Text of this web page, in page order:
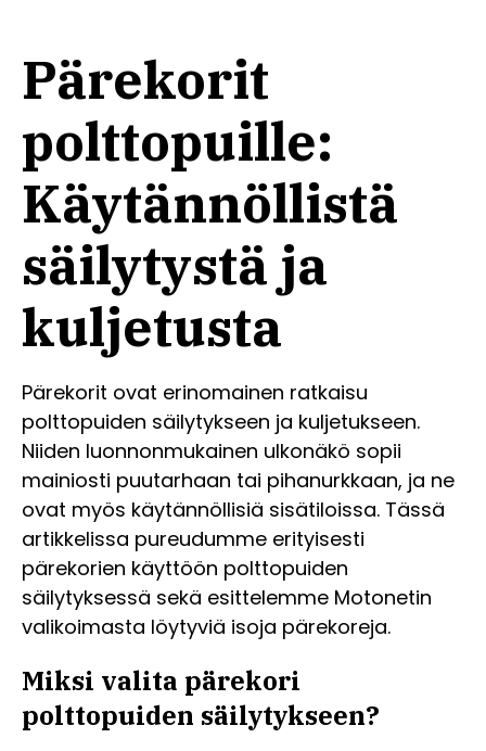
Pärekorit
polttopuille:
Käytännöllistä
säilytystä ja
kuljetusta
Pärekorit ovat erinomainen ratkaisu
polttopuiden säilytykseen ja kuljetukseen.
Niiden luonnonmukainen ulkonäkö sopii
mainiosti puutarhaan tai pihanurkkaan, ja ne
ovat myös käytännöllisiä sisätiloissa. Tässä
artikkelissa pureudumme erityisesti
pärekorien käyttöön polttopuiden
säilytyksessä sekä esittelemme Motonetin
valikoimasta löytyviä isoja pärekoreja.
Miksi valita pärekori
polttopuiden säilytykseen?